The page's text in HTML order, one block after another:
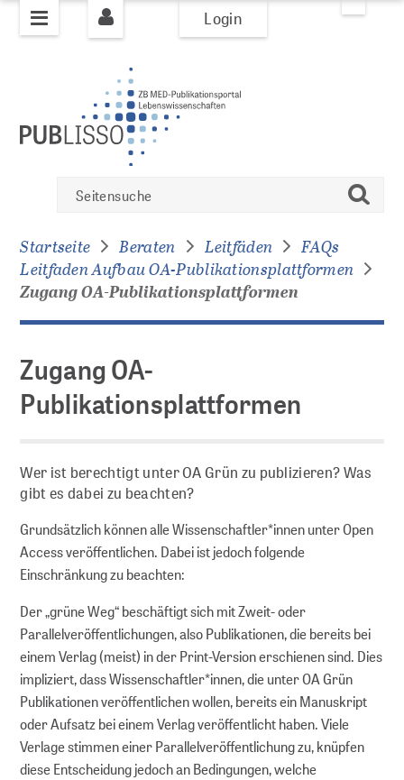
Zur
Seitennavigation
Zum
Inhalt
Login
suchen
PUBLIZIEREN
PUBLISSO-System
Bücher
Zeitschriften / Artikel
Zeitschriften-Policy
Journals Übersicht
Policy Serien
MAK Collection
Kongresse
Kongresse Übersicht
Forschungsdaten
Repositorien
Fachrepositorium Lebenswissenschaften
Publizieren im Fachrepositorium
Startseite Beraten Leitfäden
FAQs
Leitfaden Aufbau OA-Publikationsplattformen
Zugang OA-Publikationsplattformen
Zugang OA-
Publikationsplattformen
Wer ist berechtigt unter OA Grün zu publizieren? Was
gibt es dabei zu beachten?
Grundsätzlich können alle Wissenschaftler*innen unter Open
Access veröffentlichen. Dabei ist jedoch folgende
Einschränkung zu beachten:
Der „grüne Weg“ beschäftigt sich mit Zweit- oder
Parallelveröffentlichungen, also Publikationen, die bereits bei
einem Verlag (meist) in der Print-Version erschienen sind. Dies
impliziert, dass Wissenschaftler*innen, die unter OA Grün
Publikationen veröffentlichen wollen, bereits ein Manuskript
oder Aufsatz bei einem Verlag veröffentlicht haben. Viele
Verlage stimmen einer Parallelveröffentlichung zu, knüpfen
diese Entscheidung jedoch an Bedingungen, welche